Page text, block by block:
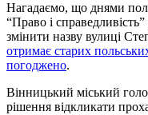
Нагадаємо, що днями
“Право і
змінити назву вулиці
отримає старих
погоджено.
Вінницький міський
рішення відкликати